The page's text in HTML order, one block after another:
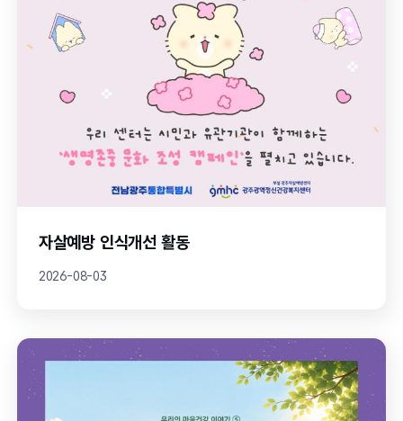
자살예방 인식개선 활동
2026-08-03